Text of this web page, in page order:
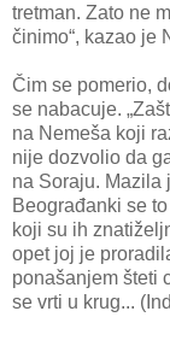
tretman. Zato ne
činimo“, kazao je
Čim se pomerio,
se nabacuje.
na Nemeša koji
nije dozvolio da
na Soraju. Mazila
Beograđanki se
koji su ih
opet joj je
ponašanjem šteti
se vrti u krug...